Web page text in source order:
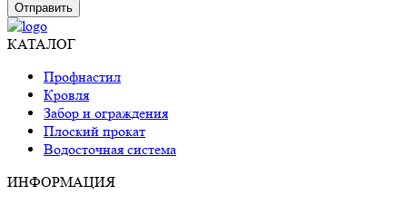
Отправить
КАТАЛОГ
Профнастил
Кровля
Забор и ограждения
Плоский прокат
Водосточная система
ИНФОРМАЦИЯ